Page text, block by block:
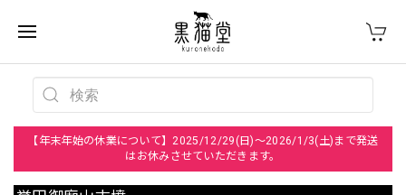
【年末年始の休業について】2025/12/29(日)～2026/1/3(土)まで発送
はお休みさせていただきます。